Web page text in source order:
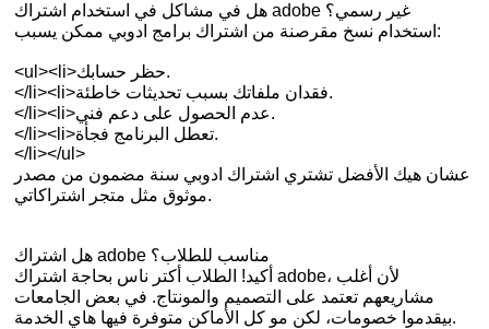
هل في مشاكل في استخدام اشتراك adobe غير رسمي؟
استخدام نسخ مقرصنة من اشتراك برامج ادوبي ممكن يسبب:
<ul><li>حظر حسابك.
</li><li>فقدان ملفاتك بسبب تحديثات خاطئة.
</li><li>عدم الحصول على دعم فني.
</li><li>تعطل البرنامج فجأة.
</li></ul>
عشان هيك الأفضل تشتري اشتراك ادوبي سنة مضمون من مصدر
موثوق مثل متجر اشتراكاتي.
هل اشتراك adobe مناسب للطلاب؟
أكيد! الطلاب أكتر ناس بحاجة اشتراك adobe، لأن أغلب
مشاريعهم تعتمد على التصميم والمونتاج. في بعض الجامعات
بيقدموا خصومات، لكن مو كل الأماكن متوفرة فيها هاي الخدمة.